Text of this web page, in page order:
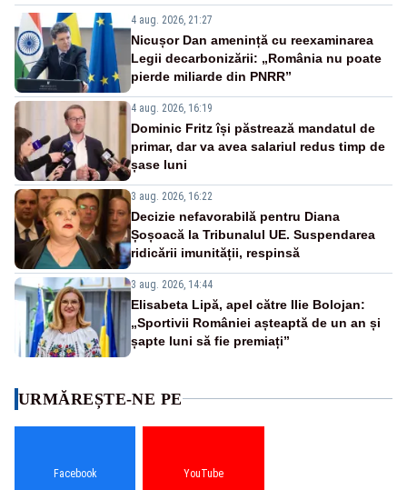
4 aug. 2026, 21:27
Nicușor Dan amenință cu reexaminarea
Legii decarbonizării: „România nu poate
pierde miliarde din PNRR”
4 aug. 2026, 16:19
Dominic Fritz își păstrează mandatul de
primar, dar va avea salariul redus timp de
șase luni
3 aug. 2026, 16:22
Decizie nefavorabilă pentru Diana
Șoșoacă la Tribunalul UE. Suspendarea
ridicării imunității, respinsă
3 aug. 2026, 14:44
Elisabeta Lipă, apel către Ilie Bolojan:
„Sportivii României așteaptă de un an și
șapte luni să fie premiați”
URMĂREȘTE-NE PE
Facebook YouTube